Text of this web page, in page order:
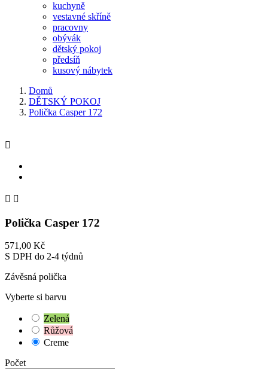
kuchyně
vestavné skříně
pracovny
obývák
dětský pokoj
předsíň
kusový nábytek
Domů
DĚTSKÝ POKOJ
Polička Casper 172

 
Polička Casper 172
571,00 Kč
S DPH do 2-4 týdnů
Závěsná polička
Vyberte si barvu
Zelená
Růžová
Creme
Počet